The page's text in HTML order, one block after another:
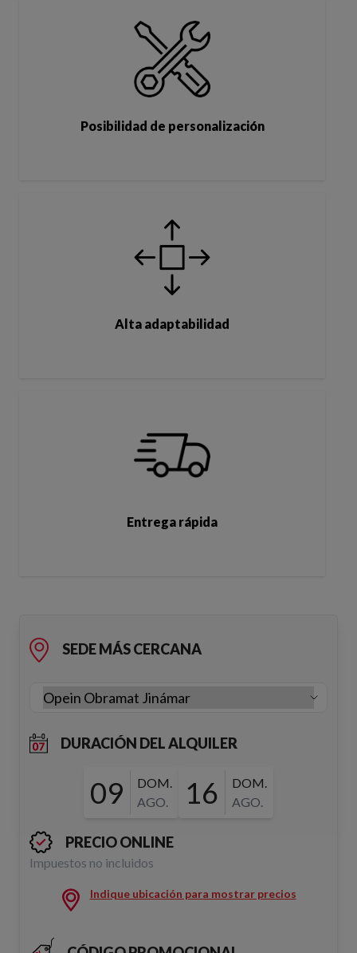
Posibilidad de personalización
Alta adaptabilidad
Entrega rápida
SEDE MÁS CERCANA
DURACIÓN DEL ALQUILER
09
DOM.
AGO.
16
DOM.
AGO.
PRECIO ONLINE
Impuestos no incluidos
Indique ubicación para mostrar precios